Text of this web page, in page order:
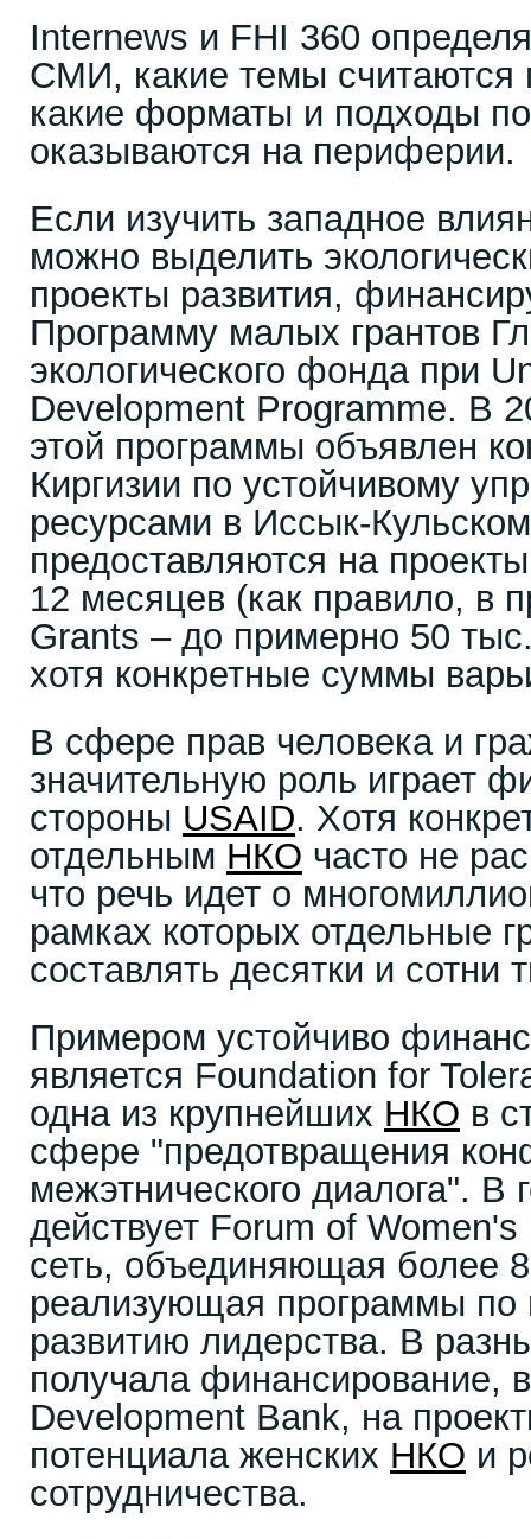
Internews и FHI 360
СМИ, какие темы считаются
какие форматы и подходы
оказываются на периферии.
Если изучить западное
можно выделить
проекты развития,
Программу малых грантов
экологического фонда при
Development Programme. В
этой программы объявлен
Киргизии по устойчивому
ресурсами в Иссык-
предоставляются на
12 месяцев (как правило, в
Grants – до примерно 50
хотя конкретные суммы
В сфере прав человека и
значительную роль играет
стороны USAID. Хотя
отдельным НКО часто не
что речь идет о
рамках которых отдельные
составлять десятки и сотни
Примером устойчиво
является Foundation for
одна из крупнейших НКО в
сфере "предотвращения
межэтнического диалога". В
действует Forum of
сеть, объединяющая более
реализующая программы
развитию лидерства. В
получала финансирование,
Development Bank, на
потенциала женских НКО и
сотрудничества.